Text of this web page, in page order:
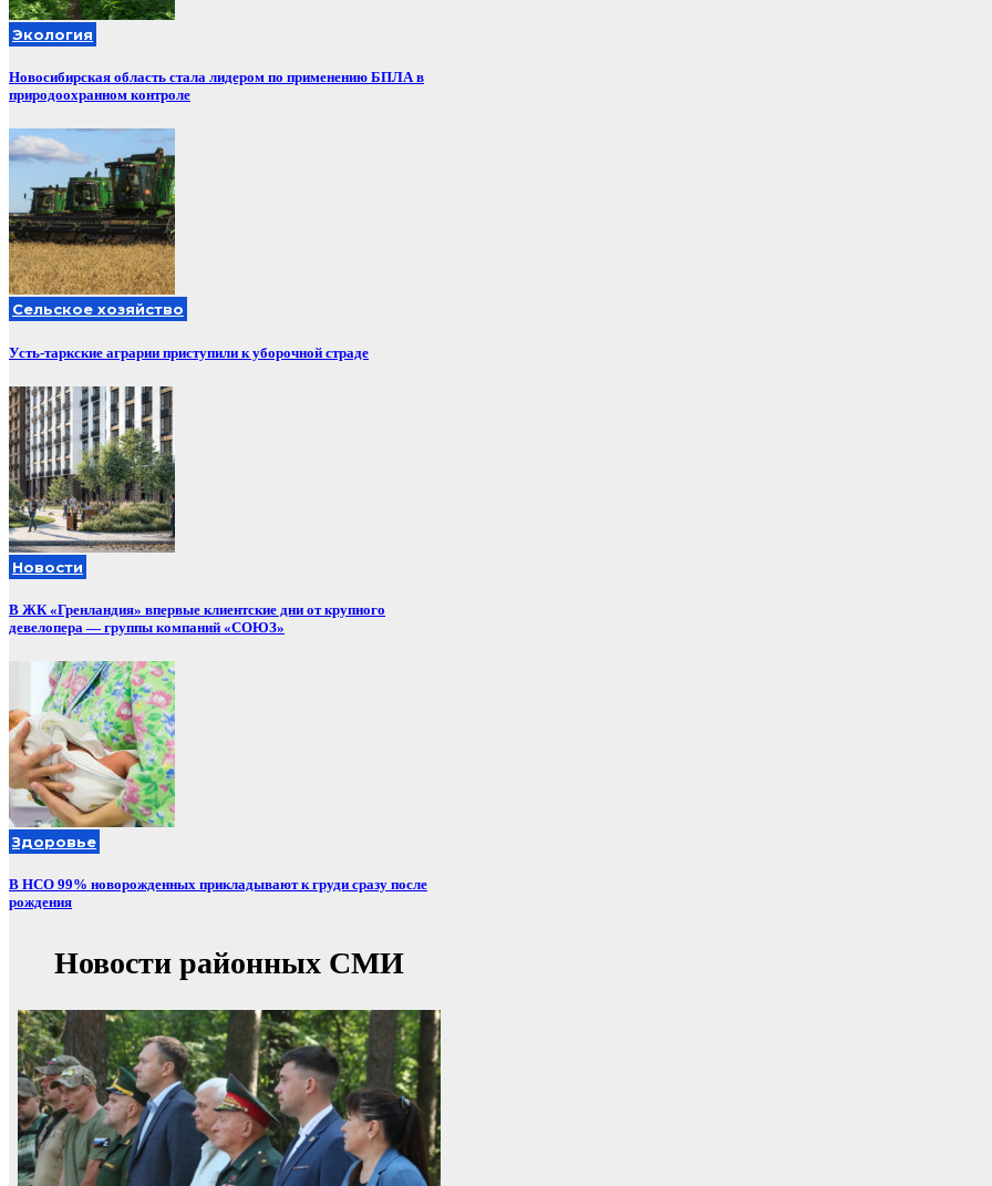
Экология
Новосибирская область стала лидером по применению БПЛА в
природоохранном контроле
Сельское хозяйство
Усть-таркские аграрии приступили к уборочной страде
Новости
В ЖК «Гренландия» впервые клиентские дни от крупного
девелопера — группы компаний «СОЮЗ»
Здоровье
В НСО 99% новорожденных прикладывают к груди сразу после
рождения